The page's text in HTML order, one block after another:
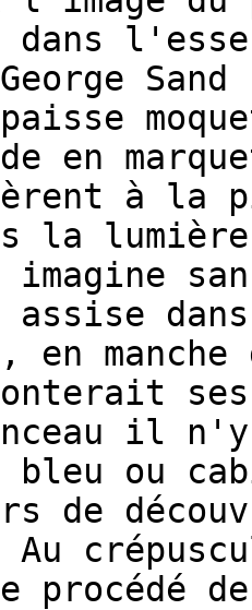
en
à la
la
imagine
assise
en
ses
il
ou
de
procédé